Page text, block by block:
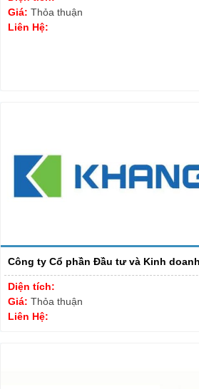
Giá: Thỏa thuận
Liên Hệ:
Công ty Cổ phần Đầu tư và Kinh
Diện tích:
Giá: Thỏa thuận
Liên Hệ: